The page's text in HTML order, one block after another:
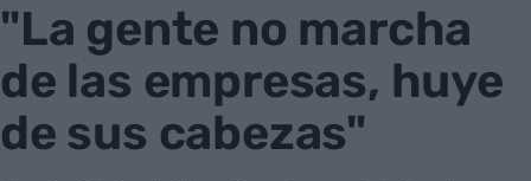
"La gente no marcha
de las empresas, huye
de sus cabezas"